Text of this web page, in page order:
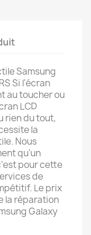
Samsung
Si l'écran
au toucher ou
LCD
rien du tout,
la
Nous
qu'un
pour cette
de
Le prix
la réparation
Galaxy